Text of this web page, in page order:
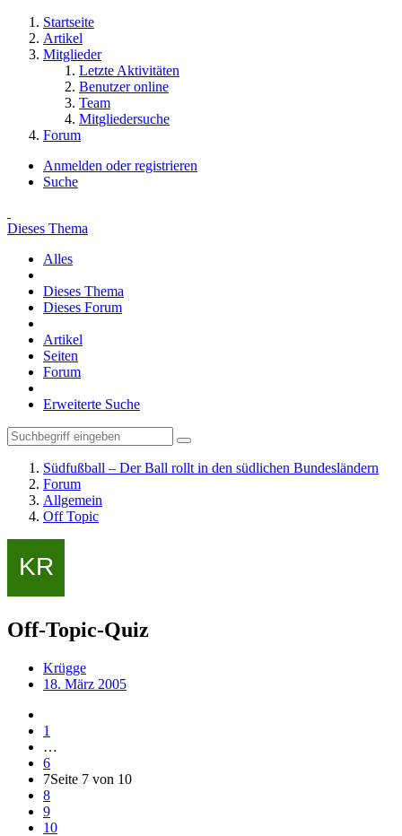
Startseite
Artikel
Mitglieder
Letzte Aktivitäten
Benutzer online
Team
Mitgliedersuche
Forum
Anmelden oder registrieren
Suche
Dieses Thema
Alles
Dieses Thema
Dieses Forum
Artikel
Seiten
Forum
Erweiterte Suche
Südfußball – Der Ball rollt in den südlichen Bundesländern
Forum
Allgemein
Off Topic
Off-Topic-Quiz
Krügge
18. März 2005
1
…
6
7Seite 7 von 10
8
9
10